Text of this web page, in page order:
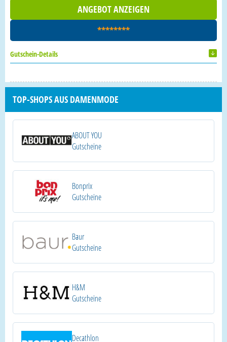
ANGEBOT ANZEIGEN
********
Gutschein-Details
TOP-SHOPS AUS DAMENMODE
ABOUT YOU
Gutscheine
Bonprix
Gutscheine
Baur
Gutscheine
H&M
Gutscheine
Decathlon